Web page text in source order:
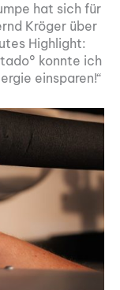
hat sich für
Kröger über
Highlight:
konnte ich
einsparen!“